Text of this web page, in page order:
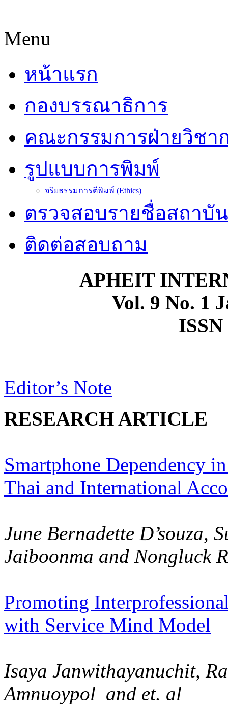
Menu
หน้าแรก
กองบรรณาธิการ
คณะกรรมการฝ่ายวิชา
รูปแบบการพิมพ์
จริยธรรมการตีพิมพ์ (Ethics)
ตรวจสอบรายชื่อสถาบั
ติดต่อสอบถาม
APHEIT
Vol. 9 No. 1
ISSN
Editor’s Note
RESEARCH ARTICLE
Smartphone Dependency
Thai and International
June Bernadette D’souza,
Jaiboonma and Nongluck
Promoting
with Service Mind Model
Isaya Janwithayanuchit,
Amnuoypol and et. al